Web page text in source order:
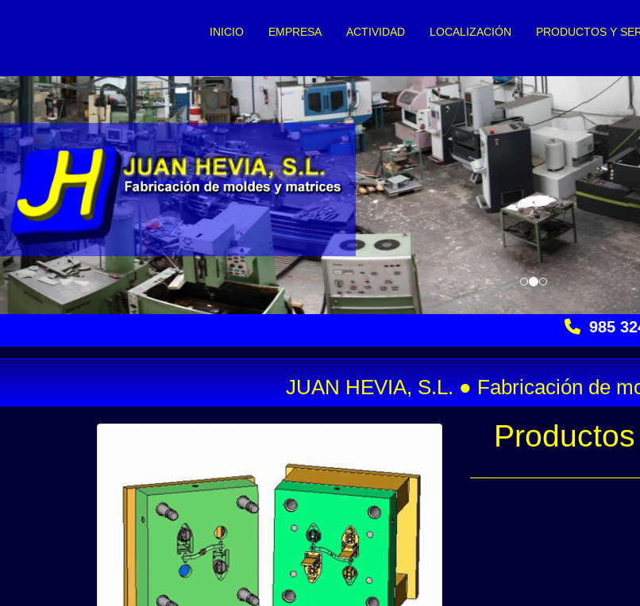
INICIO EMPRESA ACTIVIDAD LOCALIZACIÓN PRODUCTOS Y
prev
985
JUAN HEVIA, S.L. ● Fabricación de
Productos